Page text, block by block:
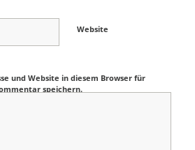
Website
und Website in diesem Browser für
speichern.